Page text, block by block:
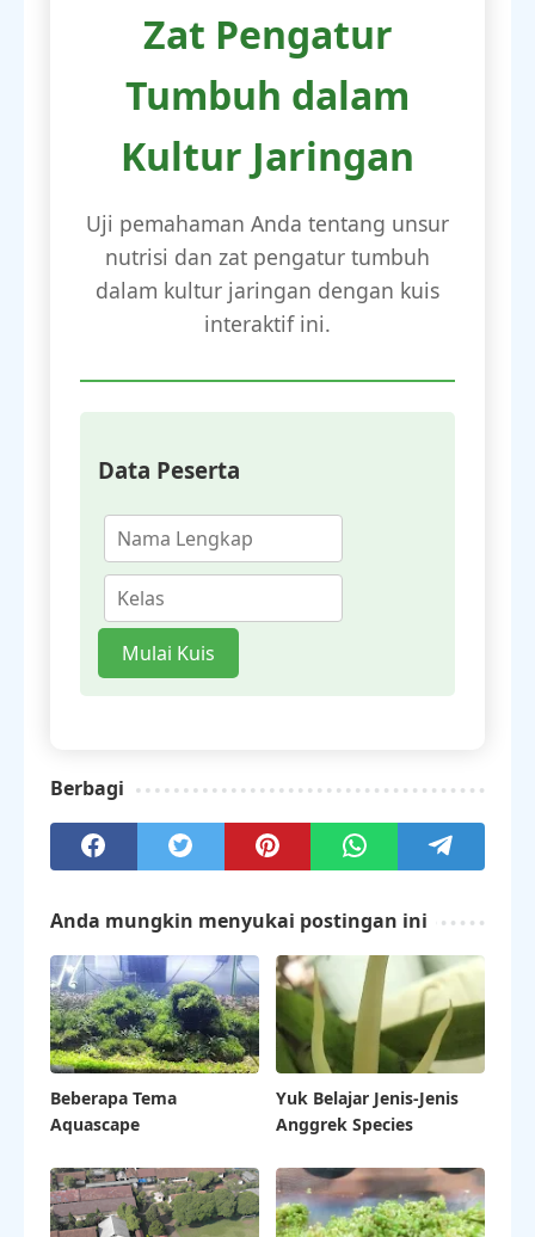
Zat Pengatur
Tumbuh dalam
Kultur Jaringan
Uji pemahaman Anda tentang unsur
nutrisi dan zat pengatur tumbuh
dalam kultur jaringan dengan kuis
interaktif ini.
Data Peserta
Mulai Kuis
Berbagi
Anda mungkin menyukai postingan ini
Beberapa Tema
Aquascape
Yuk Belajar Jenis-Jenis
Anggrek Species